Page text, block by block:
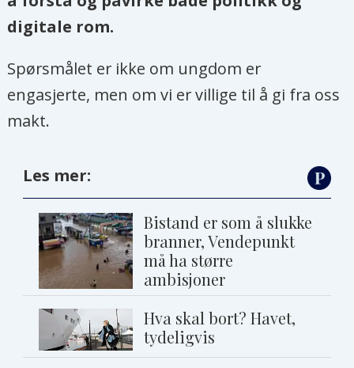
digitale rom.
Spørsmålet er ikke om ungdom er
engasjerte, men om vi er villige til å gi fra oss
makt.
Les mer:
Bistand er som å slukke
branner, Vendepunkt
må ha større
ambisjoner
Hva skal bort? Havet,
tydeligvis